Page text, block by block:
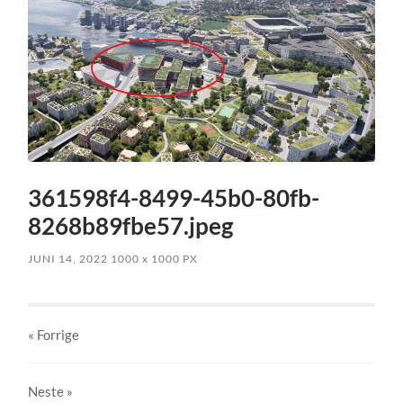
361598f4-8499-45b0-80fb-
8268b89fbe57.jpeg
JUNI 14, 2022 1000x 1000 PX
« Forrige
Neste »